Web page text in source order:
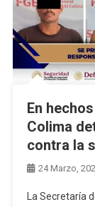
En
Colima
contra la
24 Marzo,
La Secretaría